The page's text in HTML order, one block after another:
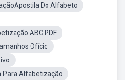
Do Alfabeto
ABC PDF
Ofício
Para Alfabetização